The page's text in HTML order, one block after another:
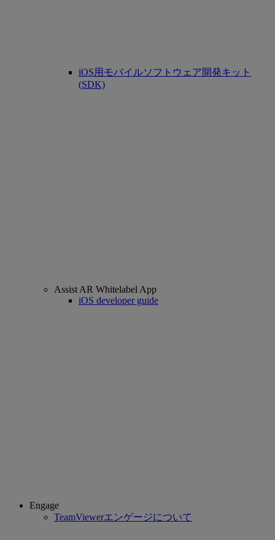
iOS用モバイルソフトウェア開発キット
(SDK)
Assist AR Whitelabel App
iOS developer guide
Engage
TeamViewerエンゲージについて